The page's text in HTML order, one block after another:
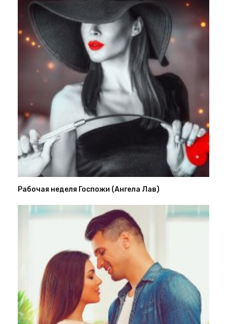
Рабочая неделя Госпожи (Ангела Лав)